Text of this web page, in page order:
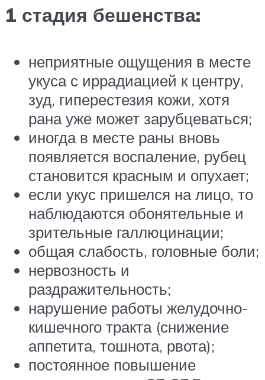
1 стадия бешенства:
неприятные ощущения в месте
укуса с иррадиацией к центру,
зуд, гиперестезия кожи, хотя
рана уже может зарубцеваться;
иногда в месте раны вновь
появляется воспаление, рубец
становится красным и опухает;
если укус пришелся на лицо, то
наблюдаются обонятельные и
зрительные галлюцинации;
общая слабость, головные боли;
нервозность и
раздражительность;
нарушение работы желудочно-
кишечного тракта (снижение
аппетита, тошнота, рвота);
постоянное повышение